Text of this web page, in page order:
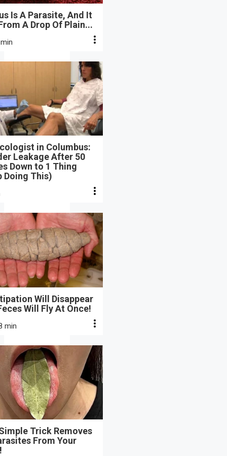
Is A Parasite, And It
A Drop Of Plain...
in Columbus:
Leakage After 50
Down to 1 Thing
Doing This)
Will Disappear
Will Fly At Once!
min
Trick Removes
From Your